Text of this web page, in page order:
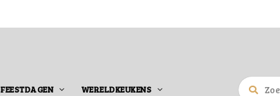
FEESTDAGEN WERELDKEUKENS